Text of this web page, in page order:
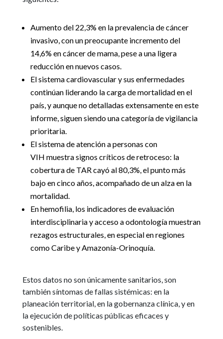
Aumento del 22,3% en la prevalencia de cáncer
invasivo, con un preocupante incremento del
14,6% en cáncer de mama, pese a una ligera
reducción en nuevos casos.
El sistema cardiovascular y sus enfermedades
continúan liderando la carga de mortalidad en el
país, y aunque no detalladas extensamente en este
informe, siguen siendo una categoría de vigilancia
prioritaria.
El sistema de atención a personas con
VIH muestra signos críticos de retroceso: la
cobertura de TAR cayó al 80,3%, el punto más
bajo en cinco años, acompañado de un alza en la
mortalidad.
En hemofilia, los indicadores de evaluación
interdisciplinaria y acceso a odontología muestran
rezagos estructurales, en especial en regiones
como Caribe y Amazonía-Orinoquía.
Estos datos no son únicamente sanitarios, son
también síntomas de fallas sistémicas: en la
planeación territorial, en la gobernanza clínica, y en
la ejecución de políticas públicas eficaces y
sostenibles.